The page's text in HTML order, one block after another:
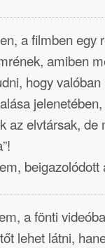
a filmben egy
amiben
hogy
az elvtársak, de
beigazolódott
a fönti
lehet látni,